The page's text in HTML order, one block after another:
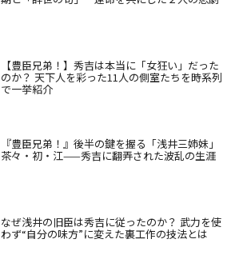
【豊臣兄弟！】秀吉は本当に「女狂い」だった
のか？ 天下人を彩った11人の側室たちを時系列
で一挙紹介
『豊臣兄弟！』後半の鍵を握る「浅井三姉妹」
茶々・初・江——秀吉に翻弄された波乱の生涯
なぜ浅井の旧臣は秀吉に従ったのか？ 武力を使
わず“自分の味方”に変えた裏工作の技法とは